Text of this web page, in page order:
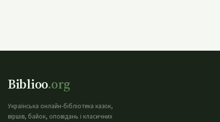
Biblioo.org
Українська онлайн-бібліотека казок,
віршів, байок, оповідань і класичних